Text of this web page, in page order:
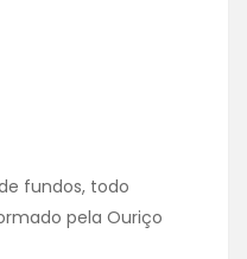
fundos, todo
pela Ouriço